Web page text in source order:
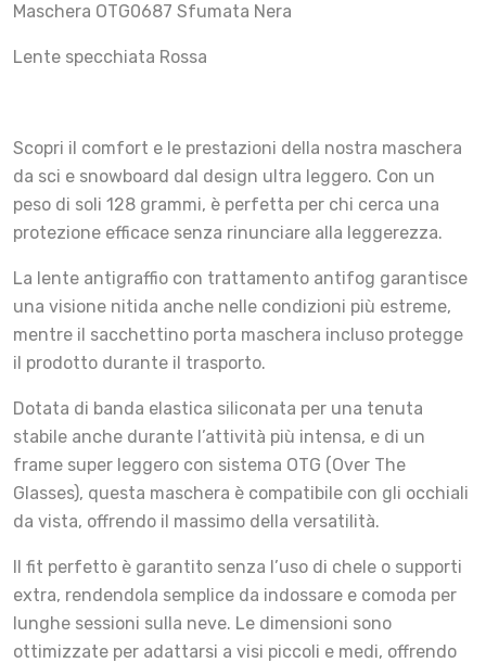
Maschera OTG0687 Sfumata Nera
Lente specchiata Rossa
Scopri il comfort e le prestazioni della nostra maschera
da sci e snowboard dal design ultra leggero. Con un
peso di soli 128 grammi, è perfetta per chi cerca una
protezione efficace senza rinunciare alla leggerezza.
La lente antigraffio con trattamento antifog garantisce
una visione nitida anche nelle condizioni più estreme,
mentre il sacchettino porta maschera incluso protegge
il prodotto durante il trasporto.
Dotata di banda elastica siliconata per una tenuta
stabile anche durante l’attività più intensa, e di un
frame super leggero con sistema OTG (Over The
Glasses), questa maschera è compatibile con gli occhiali
da vista, offrendo il massimo della versatilità.
Il fit perfetto è garantito senza l’uso di chele o supporti
extra, rendendola semplice da indossare e comoda per
lunghe sessioni sulla neve. Le dimensioni sono
ottimizzate per adattarsi a visi piccoli e medi, offrendo